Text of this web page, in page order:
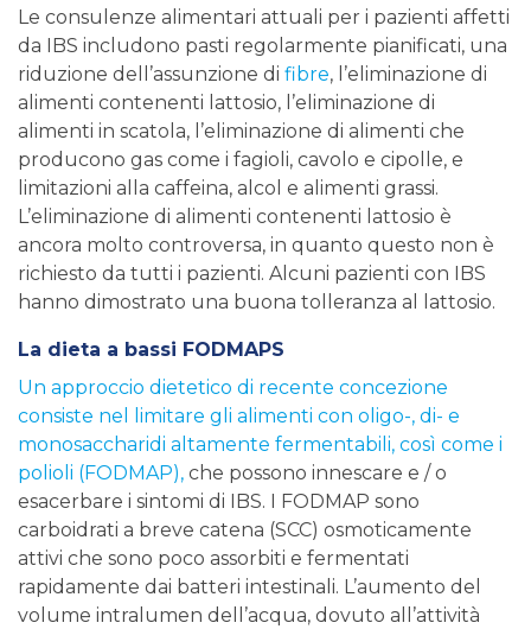
Le consulenze alimentari attuali per i pazienti affetti
da IBS includono pasti regolarmente pianificati, una
riduzione dell’assunzione di fibre, l’eliminazione di
alimenti contenenti lattosio, l’eliminazione di
alimenti in scatola, l’eliminazione di alimenti che
producono gas come i fagioli, cavolo e cipolle, e
limitazioni alla caffeina, alcol e alimenti grassi.
L’eliminazione di alimenti contenenti lattosio è
ancora molto controversa, in quanto questo non è
richiesto da tutti i pazienti. Alcuni pazienti con IBS
hanno dimostrato una buona tolleranza al lattosio.
La dieta a bassi FODMAPS
Un approccio dietetico di recente concezione
consiste nel limitare gli alimenti con oligo-, di- e
monosaccharidi altamente fermentabili, così come i
polioli (FODMAP), che possono innescare e / o
esacerbare i sintomi di IBS. I FODMAP sono
carboidrati a breve catena (SCC) osmoticamente
attivi che sono poco assorbiti e fermentati
rapidamente dai batteri intestinali. L’aumento del
volume intralumen dell’acqua, dovuto all’attività